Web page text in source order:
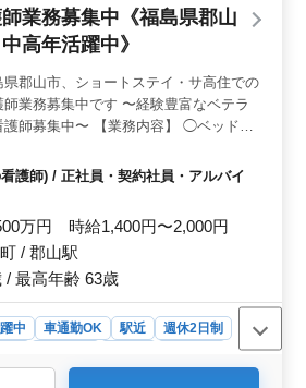
格に対するサポート＞ 1級土木
の資格をお持ちでない方でも歓迎
戦力として活躍できます。さらに、
整っており、スキルアップをバック
成長と安心の共存＞ 業界経験豊
中で、経験者の方々のキャリアア
トします。充実の福利厚生や年収
といった、成果に見合った報酬が期
環境で長期的なキャリアを築き、
す。
業務募集中《福島県郡山
高年活躍中》
県郡山市、ショートステイ・サ高住での
師業務募集中です 〜経験豊富なベテラ
護師募集中〜 【業務内容】 ◯ベッドメ
◯介護職員への医療に関する指導 ◯吸
険完備 ◯シフト制 ◯駅チカ ◯車通勤可
交通費実費支給 中高年活躍中の職場
！ 皆様のご応募お待ちしております！
はお気軽にお問い合わせください♪
護師) / 正社員・契約社員・アルバイ
万円 時給1,400円〜2,000円
/ 郡山駅
/ 最高年齢 63歳
中 車通勤OK 駅近
週休2日制